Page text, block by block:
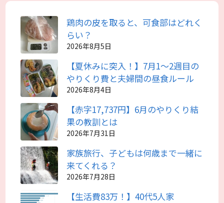
鶏肉の皮を取ると、可食部はどれく
らい？
2026年8月5日
【夏休みに突入！】7月1～2週目の
やりくり費と夫婦間の昼食ルール
2026年8月4日
【赤字17,737円】6月のやりくり結
果の教訓とは
2026年7月31日
家族旅行、子どもは何歳まで一緒に
来てくれる？
2026年7月28日
【生活費83万！】40代5人家